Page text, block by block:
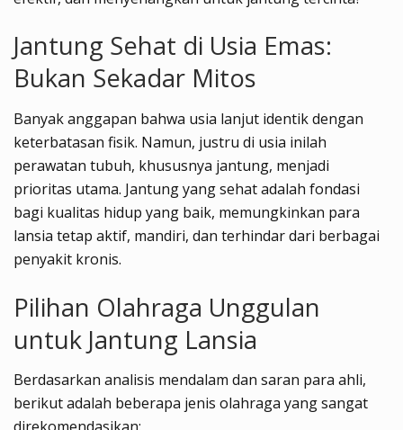
Jantung Sehat di Usia Emas:
Bukan Sekadar Mitos
Banyak anggapan bahwa usia lanjut identik dengan
keterbatasan fisik. Namun, justru di usia inilah
perawatan tubuh, khususnya jantung, menjadi
prioritas utama. Jantung yang sehat adalah fondasi
bagi kualitas hidup yang baik, memungkinkan para
lansia tetap aktif, mandiri, dan terhindar dari berbagai
penyakit kronis.
Pilihan Olahraga Unggulan
untuk Jantung Lansia
Berdasarkan analisis mendalam dan saran para ahli,
berikut adalah beberapa jenis olahraga yang sangat